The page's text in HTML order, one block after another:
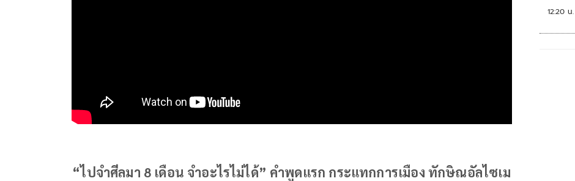
“ไปจำศีลมา 8 เดือน จำอะไรไม่ได้” คำพูดแรก กระแทกการเมือง ทักษิณอัลไซเม
12:20 น.